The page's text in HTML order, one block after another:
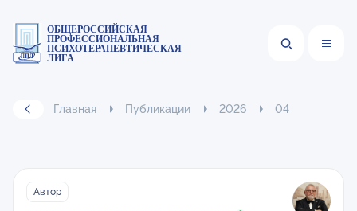
ОБЩЕРОССИЙСКАЯ
ПРОФЕССИОНАЛЬНАЯ
ПСИХОТЕРАПЕВТИЧЕСКАЯ
ЛИГА
Главная Публикации 2026 04
Автор